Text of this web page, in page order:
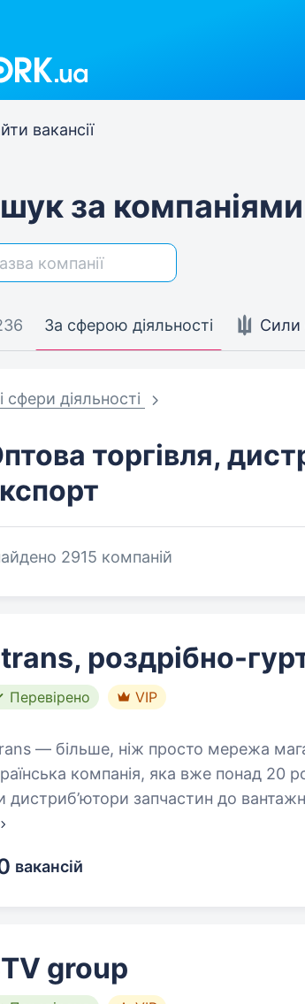
вакансії
за компаніями
За сферою діяльності Сили
сфери діяльності
торгівля,
2915 компаній
Перевірено VIP
— більше, ніж просто мережа
компанія, яка вже понад 20
дистриб’ютори запчастин до
вакансій
group